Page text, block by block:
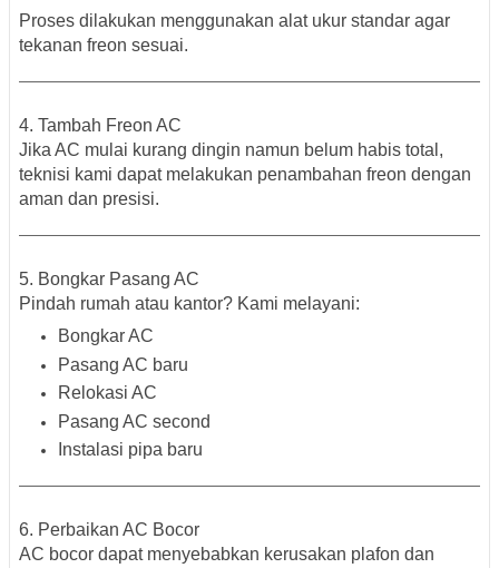
Proses dilakukan menggunakan alat ukur standar agar
tekanan freon sesuai.
4. Tambah Freon AC
Jika AC mulai kurang dingin namun belum habis total,
teknisi kami dapat melakukan penambahan freon dengan
aman dan presisi.
5. Bongkar Pasang AC
Pindah rumah atau kantor? Kami melayani:
Bongkar AC
Pasang AC baru
Relokasi AC
Pasang AC second
Instalasi pipa baru
6. Perbaikan AC Bocor
AC bocor dapat menyebabkan kerusakan plafon dan